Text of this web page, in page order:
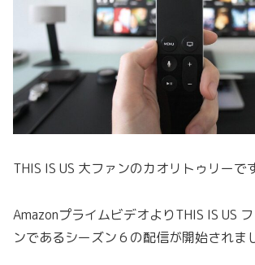
THIS IS US 大ファンのカオリトゥリーで
AmazonプライムビデオよりTHIS IS US
ンであるシーズン６の配信が開始されま